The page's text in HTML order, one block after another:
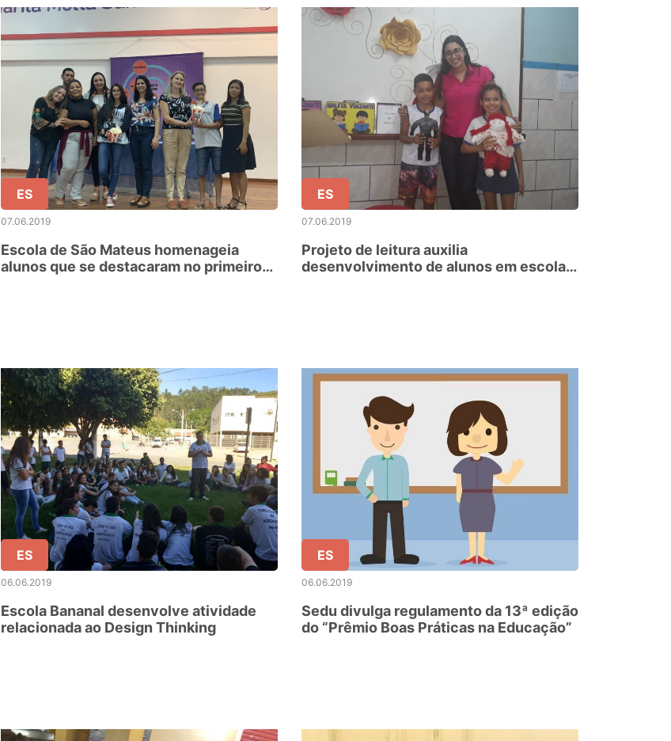
ES
07.06.2019
Escola de São Mateus homenageia
alunos que se destacaram no primeiro
ES
07.06.2019
Projeto de leitura auxilia
desenvolvimento de alunos em escola
ES
06.06.2019
Escola Bananal desenvolve atividade
relacionada ao Design Thinking
ES
06.06.2019
Sedu divulga regulamento da 13ª edição
do “Prêmio Boas Práticas na Educação”